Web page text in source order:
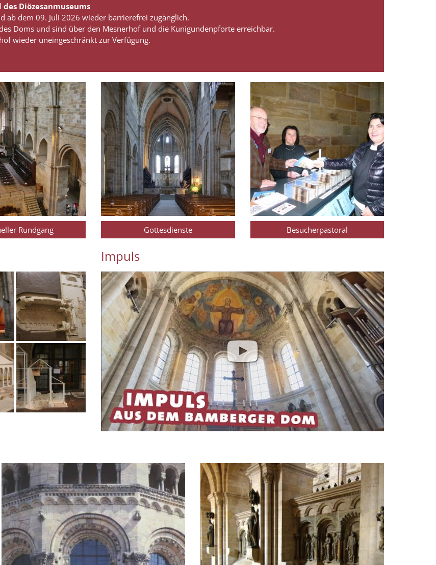
Diözesanmuseums
ab dem 09. Juli 2026 wieder barrierefrei zugänglich.
Doms und sind über den Mesnerhof und die Kunigundenpforte erreichbar.
wieder uneingeschränkt zur Verfügung.
Rundgang Gottesdienste Besucherpastoral
Impuls